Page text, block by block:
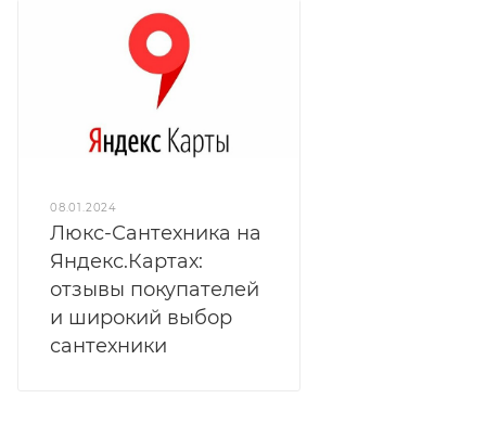
08.01.2024
Люкс-Сантехника на
Яндекс.Картах:
отзывы покупателей
и широкий выбор
сантехники